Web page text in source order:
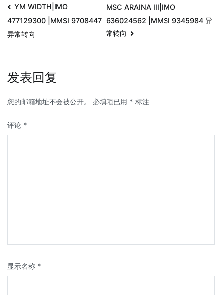
YM WIDTH|IMO
477129300 |MMSI 9708447
异常转向
MSC ARAINA III|IMO
636024562 |MMSI 9345984 异
常转向
发表回复
您的邮箱地址不会被公开。 必填项已用 * 标注
评论 *
显示名称 *